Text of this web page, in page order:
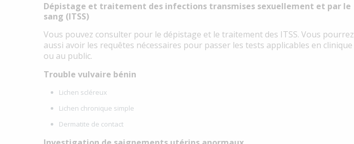
Dépistage et traitement des infections transmises sexuellement et par le
sang (ITSS)
Vous pouvez consulter pour le dépistage et le traitement des ITSS. Vous pourrez
aussi avoir les requêtes nécessaires pour passer les tests applicables en clinique
ou au public.
Trouble vulvaire bénin
Lichen scléreux
Lichen chronique simple
Dermatite de contact